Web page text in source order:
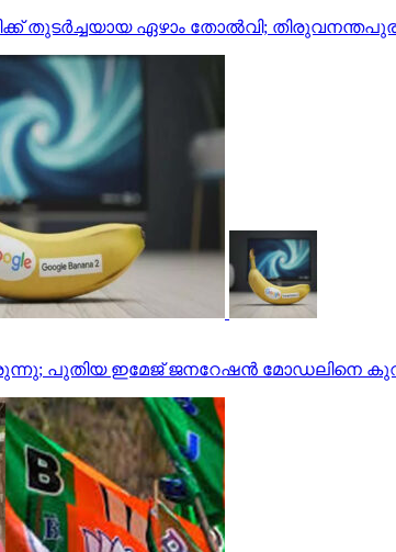
തുടര്‍ച്ചയായ ഏഴാം തോല്‍വി;
പുതിയ ഇമേജ് ജനറേഷന്‍ മോഡലിനെ